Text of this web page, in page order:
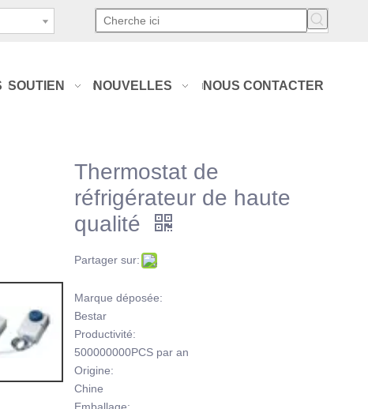
SOUTIEN NOUVELLES NOUS CONTACTER
Thermostat de
réfrigérateur de haute
qualité
Partager sur:
Marque déposée:
Bestar
Productivité:
500000000PCS par an
Origine:
Chine